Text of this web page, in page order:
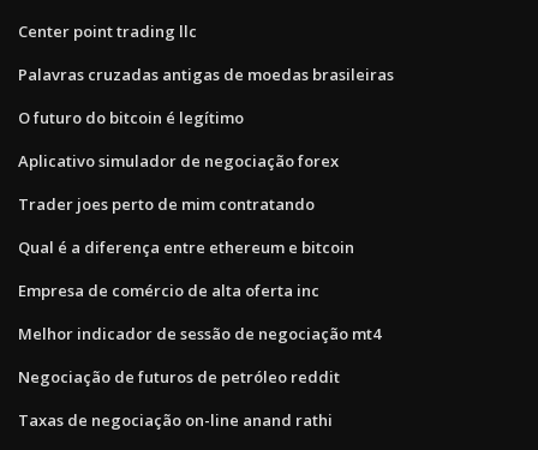
Center point trading llc
Palavras cruzadas antigas de moedas brasileiras
O futuro do bitcoin é legítimo
Aplicativo simulador de negociação forex
Trader joes perto de mim contratando
Qual é a diferença entre ethereum e bitcoin
Empresa de comércio de alta oferta inc
Melhor indicador de sessão de negociação mt4
Negociação de futuros de petróleo reddit
Taxas de negociação on-line anand rathi